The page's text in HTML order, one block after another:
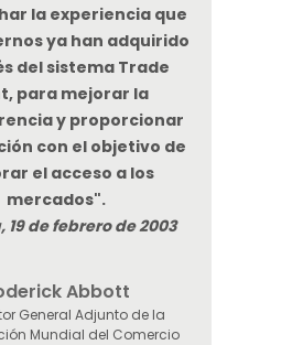
la experiencia que
ya han adquirido
del sistema Trade
para mejorar la
y proporcionar
con el objetivo de
el acceso a los
mercados".
19 de febrero de 2003
Abbott
General Adjunto de la
Mundial del Comercio